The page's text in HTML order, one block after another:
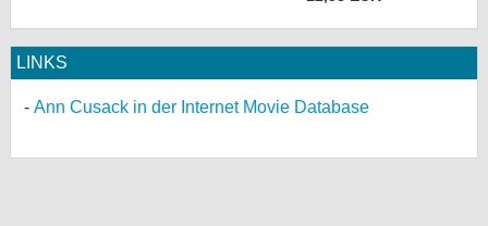
LINKS
Ann Cusack in der Internet Movie Database